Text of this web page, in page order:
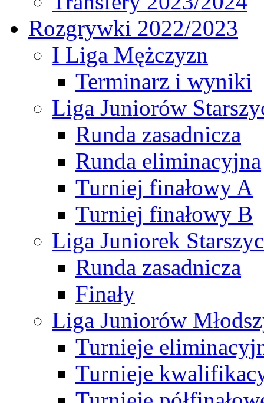
Rozgrywki 2022/2023
I Liga Mężczyzn
Terminarz i wyniki
Liga Juniorów
Runda zasadnicza
Runda eliminacyjna
Turniej finałowy A
Turniej finałowy B
Liga Juniorek
Runda zasadnicza
Finały
Liga Juniorów
Turnieje
Turnieje